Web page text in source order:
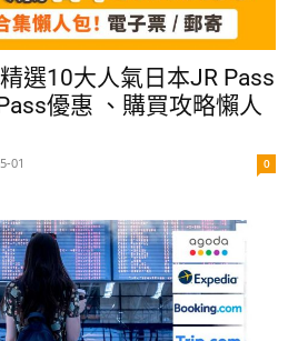
選10大人氣日本JR Pass
優惠 、購買攻略懶人
01 0